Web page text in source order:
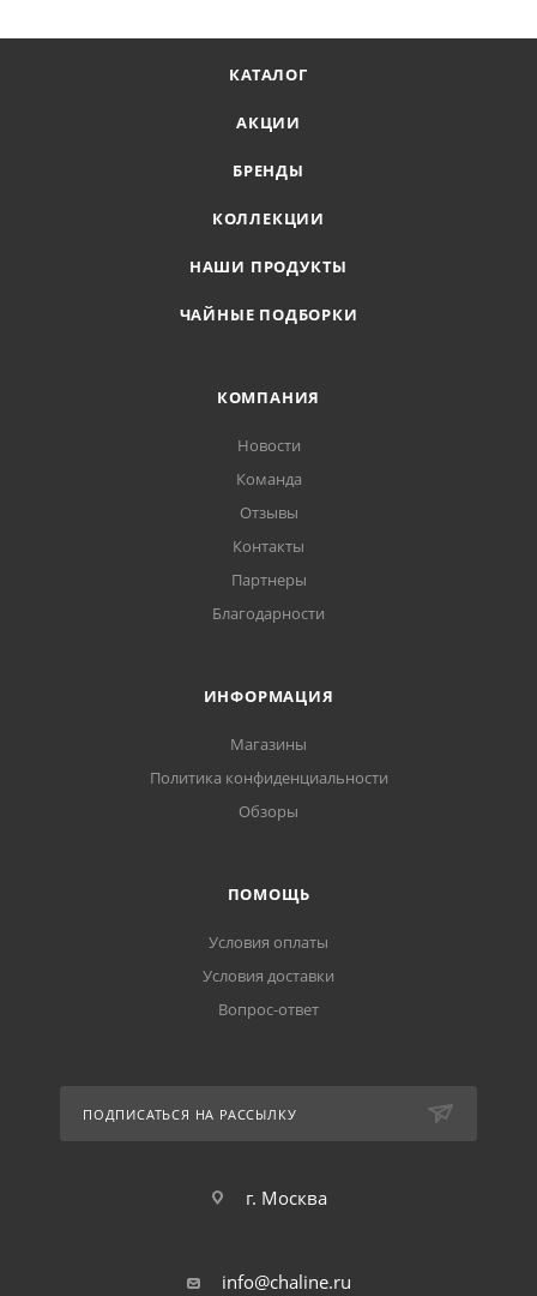
КАТАЛОГ
АКЦИИ
БРЕНДЫ
КОЛЛЕКЦИИ
НАШИ ПРОДУКТЫ
ЧАЙНЫЕ ПОДБОРКИ
КОМПАНИЯ
Новости
Команда
Отзывы
Контакты
Партнеры
Благодарности
ИНФОРМАЦИЯ
Магазины
Политика конфиденциальности
Обзоры
ПОМОЩЬ
Условия оплаты
Условия доставки
Вопрос-ответ
ПОДПИСАТЬСЯ НА РАССЫЛКУ
г. Москва
info@chaline.ru